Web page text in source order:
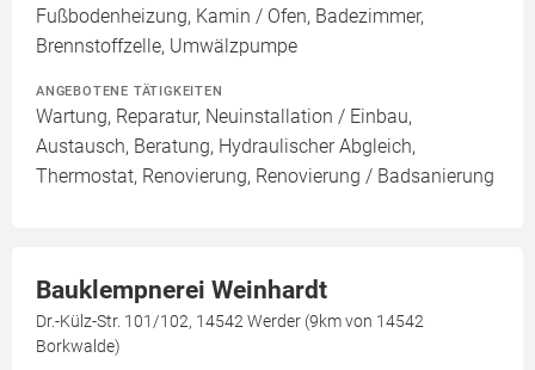
Fußbodenheizung, Kamin / Ofen, Badezimmer,
Brennstoffzelle, Umwälzpumpe
ANGEBOTENE TÄTIGKEITEN
Wartung, Reparatur, Neuinstallation / Einbau,
Austausch, Beratung, Hydraulischer Abgleich,
Thermostat, Renovierung, Renovierung / Badsanierung
Bauklempnerei Weinhardt
Dr.-Külz-Str. 101/102, 14542 Werder (9km von 14542
Borkwalde)